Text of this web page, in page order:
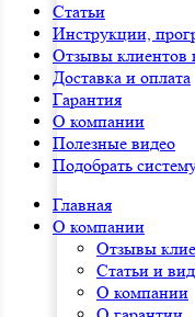
Статьи
Инструкции,
Отзывы клиентов
Доставка и оплата
Гарантия
О компании
Полезные видео
Подобрать
Главная
О компании
Отзывы
Статьи и
О компании